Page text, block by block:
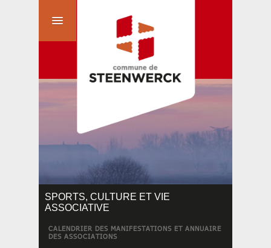
SPORTS, CULTURE ET VIE
ASSOCIATIVE
CALENDRIER DES MANIFESTATIONS ET ANNUAIRE
DES ASSOCIATIONS